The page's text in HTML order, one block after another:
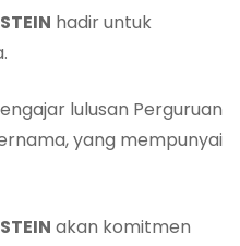
hadir untuk
lulusan Perguruan
yang mempunyai
akan komitmen